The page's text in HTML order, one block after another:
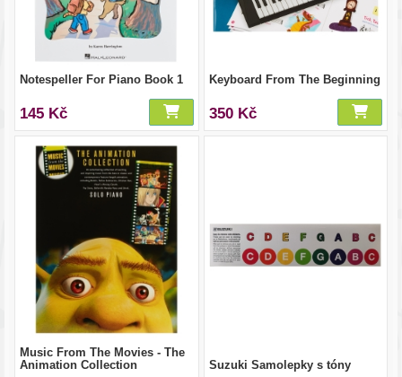
Notespeller For Piano Book 1
145 Kč
Keyboard From The Beginning
350 Kč
Music From The Movies - The
Animation Collection
Suzuki Samolepky s tóny